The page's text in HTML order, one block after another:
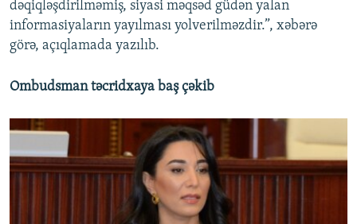
dəqiqləşdirilməmiş, siyasi məqsəd güdən yalan
informasiyaların yayılması yolverilməzdir.”, xəbərə
görə, açıqlamada yazılıb.
Ombudsman təcridxaya baş çəkib